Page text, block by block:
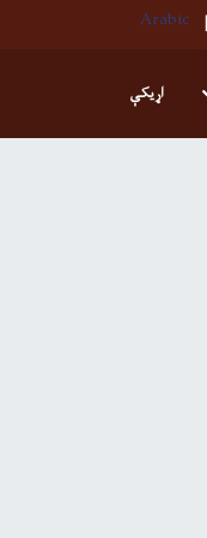
Arabic
اړیکې